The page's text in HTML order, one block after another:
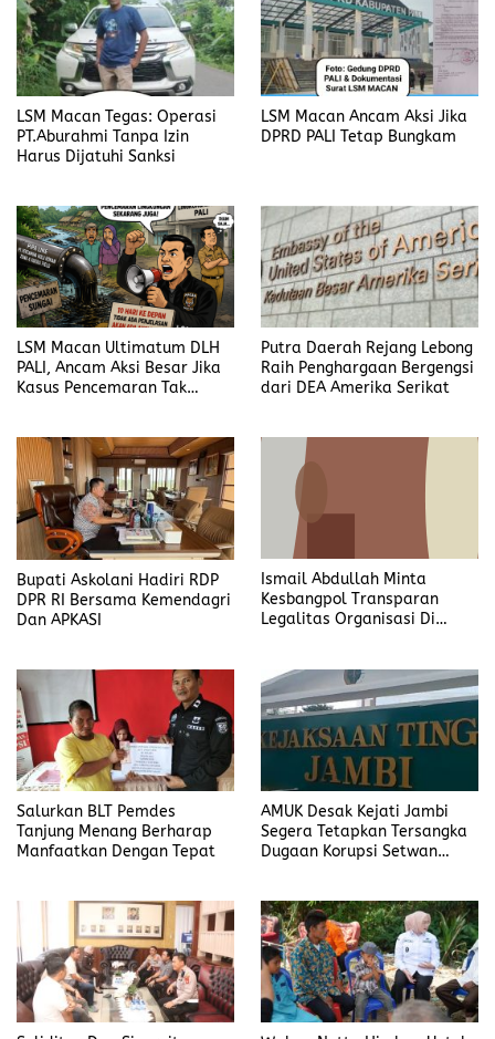
LSM Macan Tegas: Operasi
PT.Aburahmi Tanpa Izin
Harus Dijatuhi Sanksi
LSM Macan Ancam Aksi Jika
DPRD PALI Tetap Bungkam
LSM Macan Ultimatum DLH
PALI, Ancam Aksi Besar Jika
Kasus Pencemaran Tak
Putra Daerah Rejang Lebong
Raih Penghargaan Bergengsi
dari DEA Amerika Serikat
Bupati Askolani Hadiri RDP
DPR RI Bersama Kemendagri
Dan APKASI
Ismail Abdullah Minta
Kesbangpol Transparan
Legalitas Organisasi Di
Salurkan BLT Pemdes
Tanjung Menang Berharap
Manfaatkan Dengan Tepat
AMUK Desak Kejati Jambi
Segera Tetapkan Tersangka
Dugaan Korupsi Setwan